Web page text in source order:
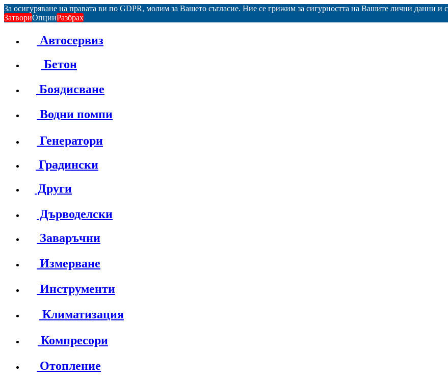
За осигуряване на правата ви по GDPR, молим за Вашето съгласие. Ние се грижим за сигурността на Вашите лични данни и
ЗатвориОпцииРазбрах
Автосервиз
Бетон
Боядисване
Водни помпи
Генератори
Градински
Други
Дърводелски
Заваръчни
Измерване
Инструменти
Климатизация
Компресори
Отопление